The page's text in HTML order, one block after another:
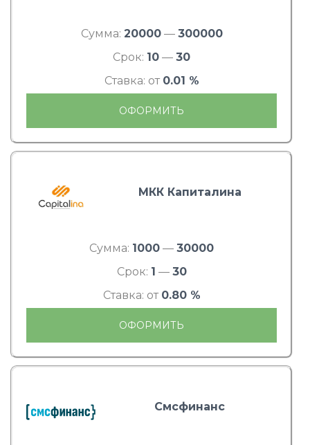
Сумма: 20000— 300000
Срок: 10 — 30
Ставка: от 0.01 %
ОФОРМИТЬ
МКК Капиталина
Сумма: 1000 — 30000
Срок: 1 — 30
Ставка: от 0.80 %
ОФОРМИТЬ
Смсфинанс